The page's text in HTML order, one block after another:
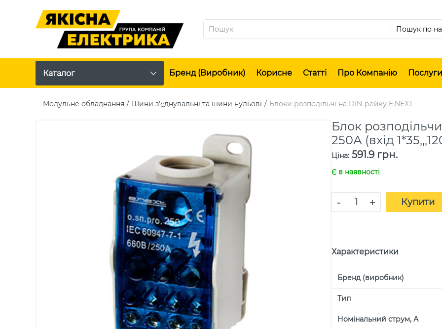
Каталог Бренд (виробник) Корисне Статті Про Компанію Послуги
Модульне обладнання Шини з'єднувальні та шини нульові Блоки розподільчі на DIN-рейку E.NEXT
Блок
250А (вхід
Ціна: 591.9 грн.
Є в наявності
- + Купити
Характеристики
Бренд (виробник)
Тип
Номінальний струм, А